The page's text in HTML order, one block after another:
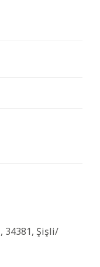
34381, Şişli/